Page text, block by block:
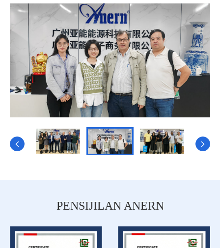
 
PENSIJILAN ANERN